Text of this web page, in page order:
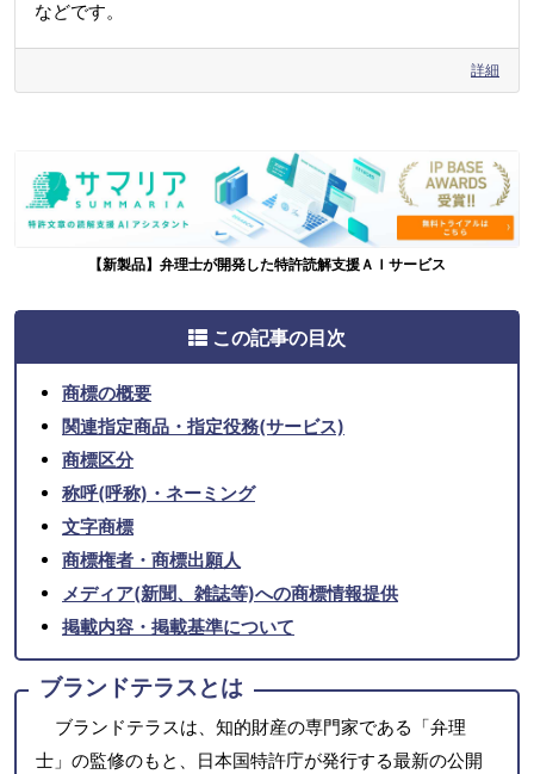
などです。
詳細
【新製品】弁理士が開発した特許読解支援ＡＩサービス
この記事の目次
商標の概要
関連指定商品・指定役務(サービス)
商標区分
称呼(呼称)・ネーミング
文字商標
商標権者・商標出願人
メディア(新聞、雑誌等)への商標情報提供
掲載内容・掲載基準について
ブランドテラスとは
ブランドテラスは、知的財産の専門家である「弁理
士」の監修のもと、日本国特許庁が発行する最新の公開